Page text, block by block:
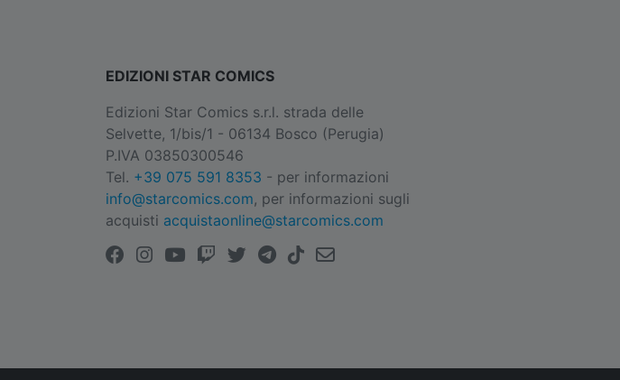
EDIZIONI STAR COMICS
Edizioni Star Comics s.r.l. strada delle
Selvette, 1/bis/1 - 06134 Bosco (Perugia)
P.IVA 03850300546
Tel. +39 075 591 8353 - per informazioni
info@starcomics.com, per informazioni sugli
acquisti acquistaonline@starcomics.com